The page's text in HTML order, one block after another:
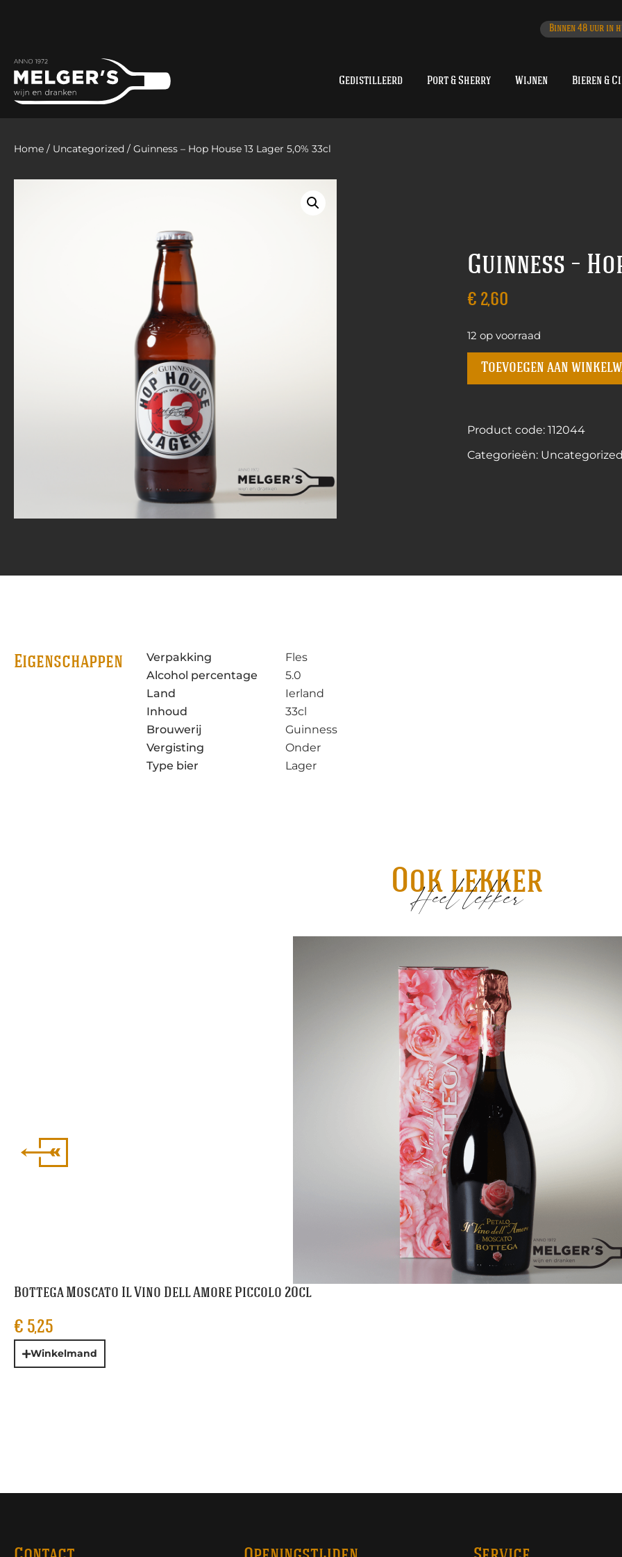
Binnen 48 uur in
Gedistilleerd Port & Sherry Wijnen Bieren &
Home / Uncategorized / Guinness – Hop House 13 Lager 5,0% 33cl
Guinness –
€ 2,60
12 op voorraad
Toevoegen aan
Product code: 112044
Categorieën:
Eigenschappen Verpakking
Fles
Alcohol percentage
5.0
Land
Ierland
Inhoud
33cl
Brouwerij
Guinness
Vergisting
Onder
Type bier
Lager
Ook lekker
Heel lekker
Bottega Moscato Il Vino Dell Amore Piccolo 20cl
€ 5,25
Winkelmand